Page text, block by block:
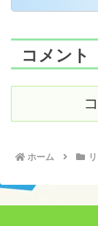
コメント
ホーム